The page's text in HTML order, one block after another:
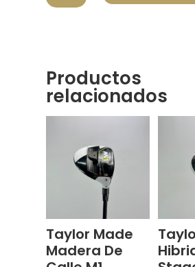
BOLA
DOCENA
BLANCA
cantidad
Productos
relacionados
Taylor Made
Madera De